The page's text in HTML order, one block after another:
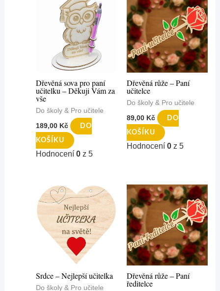
Dřevěná sova pro paní
učitelku – Děkuji Vám za
vše
Do školy & Pro učitele
189,00 Kč DO
KOŠÍKU
Hodnocení 0z 5
Dřevěná růže – Paní
učitelce
Do školy & Pro učitele
89,00 Kč DO
KOŠÍKU
Hodnocení 0 z 5
Srdce – Nejlepší učitelka
Do školy & Pro učitele
Dřevěná růže – Paní
ředitelce